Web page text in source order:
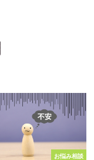
お悩み相談